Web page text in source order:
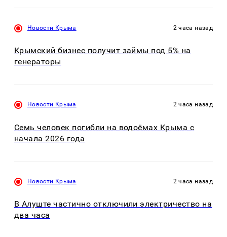
Новости Крыма 2 часа назад
Крымский бизнес получит займы под 5% на
генераторы
Новости Крыма 2 часа назад
Семь человек погибли на водоёмах Крыма с
начала 2026 года
Новости Крыма 2 часа назад
В Алуште частично отключили электричество на
два часа